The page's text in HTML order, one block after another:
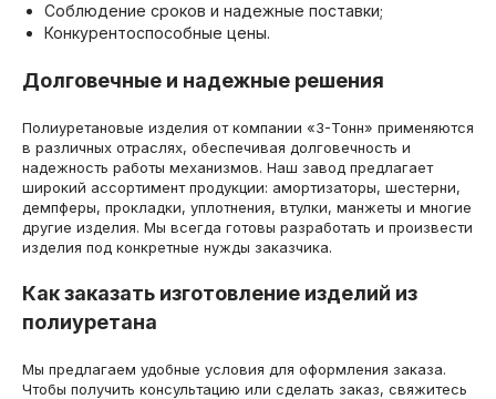
Соблюдение сроков и надежные поставки;
Конкурентоспособные цены.
Долговечные и надежные решения
Полиуретановые изделия от компании «3-Тонн» применяются
в различных отраслях, обеспечивая долговечность и
надежность работы механизмов. Наш завод предлагает
широкий ассортимент продукции: амортизаторы, шестерни,
демпферы, прокладки, уплотнения, втулки, манжеты и многие
другие изделия. Мы всегда готовы разработать и произвести
изделия под конкретные нужды заказчика.
Как заказать изготовление изделий из
полиуретана
Мы предлагаем удобные условия для оформления заказа.
Чтобы получить консультацию или сделать заказ, свяжитесь